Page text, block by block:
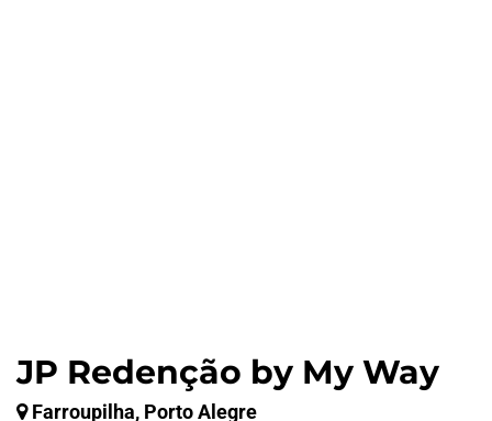
JP Redenção by My Way
Farroupilha, Porto Alegre